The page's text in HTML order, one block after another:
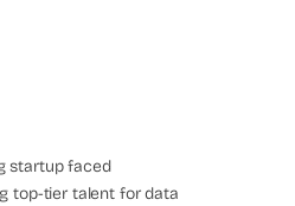
startup faced
top-tier talent for data